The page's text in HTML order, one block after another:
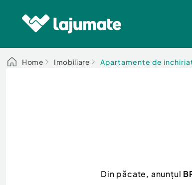
Home Imobiliare Apartamente de
Din păcate, anunțul